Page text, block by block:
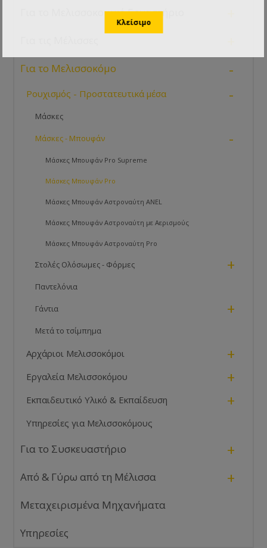
Για το Μελισσοκομικό Εργαστήριο
Για το Μελισσοκόμο -
Ρουχισμός - Προστατευτικά μέσα -
Μάσκες
Μάσκες - Μπουφάν -
Μάσκες Μπουφάν Pro Supreme
Μάσκες Μπουφάν Pro
Μάσκες Μπουφάν Αστροναύτη ANEL
Μάσκες Μπουφάν Αστροναύτη με Αερισμούς
Μάσκες Μπουφάν Αστροναύτη Pro
Στολές Ολόσωμες - Φόρμες +
Παντελόνια
Γάντια +
Μετά το τσίμπημα
Αρχάριοι Μελισσοκόμοι +
Εργαλεία Μελισσοκόμου +
Εκπαιδευτικό Υλικό & Εκπαίδευση +
Υπηρεσίες για Μελισσοκόμους
Για το Συσκευαστήριο +
Από & Γύρω από τη Μέλισσα +
Μεταχειρισμένα Μηχανήματα
Υπηρεσίες